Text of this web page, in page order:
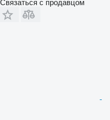
Связаться с продавцом